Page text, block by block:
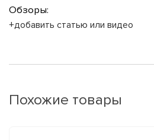
Обзоры:
+добавить статью или видео
Похожие товары